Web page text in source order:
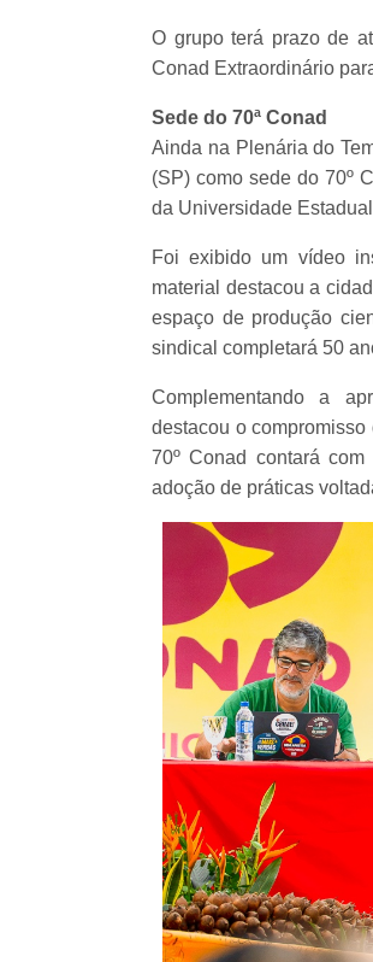
O grupo terá prazo de
Conad Extraordinário
Sede do 70ª Conad
Ainda na Plenária do
(SP) como sede do 70º
da Universidade
Foi exibido um vídeo
material destacou a
espaço de produção
sindical completará 50
Complementando a
destacou o
70º Conad contará
adoção de práticas